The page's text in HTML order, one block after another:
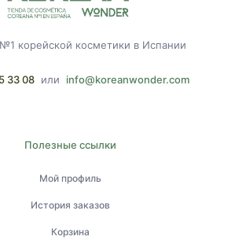
корейской косметики в Испании
33 08 или info@koreanwonder.com
Полезные ссылки
Мой профиль
История заказов
Корзина